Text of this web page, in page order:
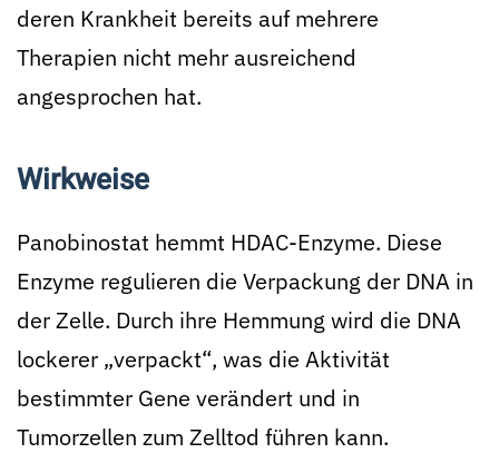
deren Krankheit bereits auf mehrere
Therapien nicht mehr ausreichend
angesprochen hat.
Wirkweise
Panobinostat hemmt HDAC-Enzyme. Diese
Enzyme regulieren die Verpackung der DNA in
der Zelle. Durch ihre Hemmung wird die DNA
lockerer „verpackt“, was die Aktivität
bestimmter Gene verändert und in
Tumorzellen zum Zelltod führen kann.